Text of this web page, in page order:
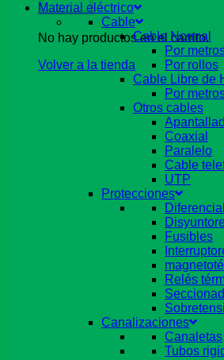
No hay productos en el carrito.
Volver a la tienda
Material eléctrico
Cable
Cable Normal
Por
Por rollos
Cable Libre de
Por
Otros cables
Coaxial
Paralelo
Cable
UTP
Protecciones
Fusibles
Relés
Canalizaciones
Canaletas
Tubos